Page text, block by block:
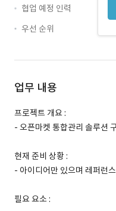
협업 예정 인력
우선 순위
업무 내용
프로젝트 개요 :
- 오픈마켓 통합관리 솔루션
현재 준비 상황 :
- 아이디어만 있으며 레퍼런
필요 요소 :